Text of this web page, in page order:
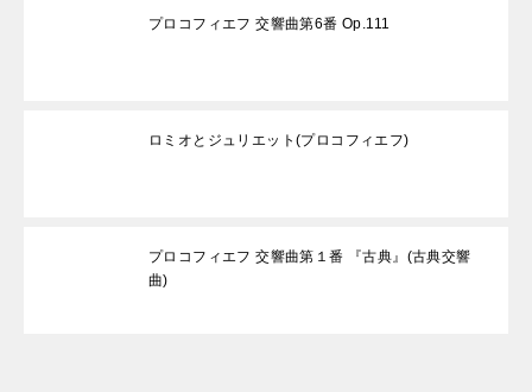
プロコフィエフ 交響曲第6番 Op.111
ロミオとジュリエット(プロコフィエフ)
プロコフィエフ 交響曲第１番 『古典』(古典交響
曲)